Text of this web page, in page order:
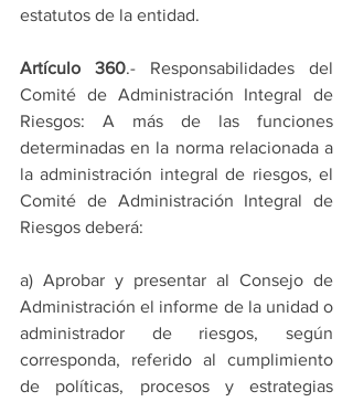
estatutos de la entidad.
Artículo 360.- Responsabilidades del
Comité de Administración Integral de
Riesgos: A más de las funciones
determinadas en la norma relacionada a
la administración integral de riesgos, el
Comité de Administración Integral de
Riesgos deberá:
a) Aprobar y presentar al Consejo de
Administración el informe de la unidad o
administrador de riesgos, según
corresponda, referido al cumplimiento
de políticas, procesos y estrategias